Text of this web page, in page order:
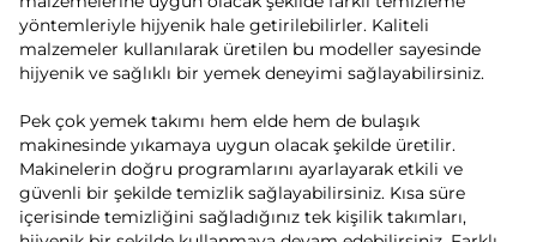
yöntemleriyle hijyenik hale getirilebilirler. Kaliteli
malzemeler kullanılarak üretilen bu modeller sayesinde
hijyenik ve sağlıklı bir yemek deneyimi sağlayabilirsiniz.
Pek çok yemek takımı hem elde hem de bulaşık
makinesinde yıkamaya uygun olacak şekilde üretilir.
Makinelerin doğru programlarını ayarlayarak etkili ve
güvenli bir şekilde temizlik sağlayabilirsiniz. Kısa süre
içerisinde temizliğini sağladığınız tek kişilik takımları,